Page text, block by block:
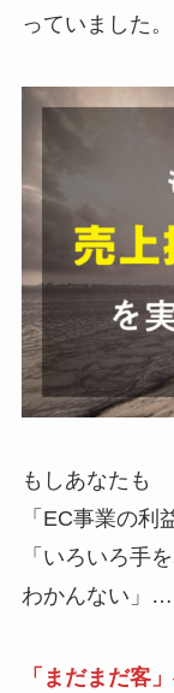
っていました。
もしあなたも
「EC事業の利
「いろいろ手
わかんない」…
「まだまだ客